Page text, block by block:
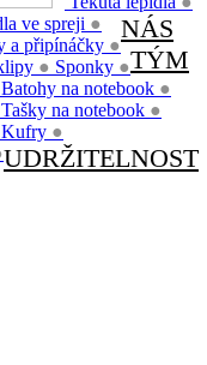
ve spreji ●
a připínáčky ●
● Sponky ●
Batohy na notebook ●
Tašky na notebook ●
Kufry ●
NÁS
TÝM
UDRŽITELNOST